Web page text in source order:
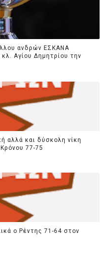
ανδρών ΕΣΚΑΝΑ
Αγίου Δημητρίου την
αλλά και δύσκολη νίκη
77-75
ο Ρέντης 71-64 στον